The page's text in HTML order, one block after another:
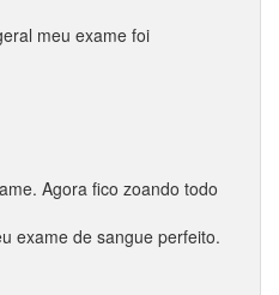
meu exame foi
Agora fico zoando todo
exame de sangue perfeito.